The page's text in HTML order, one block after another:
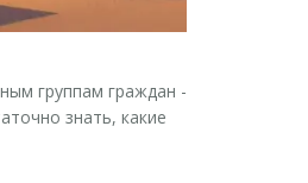
группам граждан -
знать, какие